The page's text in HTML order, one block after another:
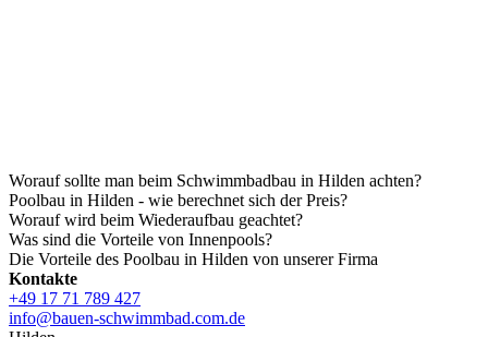
Worauf sollte man beim Schwimmbadbau in Hilden achten?
Poolbau in Hilden - wie berechnet sich der Preis?
Worauf wird beim Wiederaufbau geachtet?
Was sind die Vorteile von Innenpools?
Die Vorteile des Poolbau in Hilden von unserer Firma
Kontakte
+49 17 71 789 427
info@bauen-schwimmbad.com.de